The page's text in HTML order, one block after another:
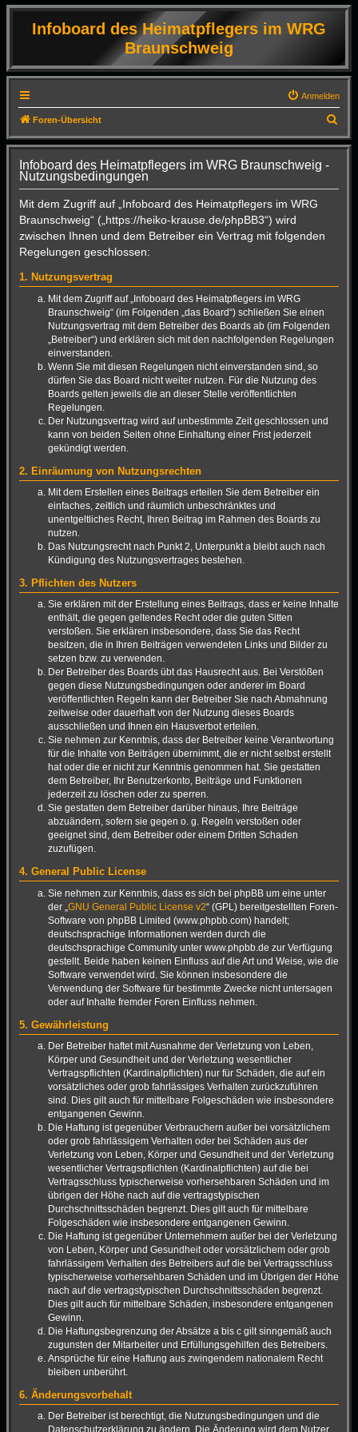
Infoboard des Heimatpflegers im WRG
Braunschweig
Anmelden
Foren-Übersicht
u
Infoboard des Heimatpflegers im WRG Braunschweig -
Nutzungsbedingungen
Mit dem Zugriff auf „Infoboard des Heimatpflegers im WRG
Braunschweig“ („https://heiko-krause.de/phpBB3“) wird
zwischen Ihnen und dem Betreiber ein Vertrag mit folgenden
Regelungen geschlossen:
1. Nutzungsvertrag
Mit dem Zugriff auf „Infoboard des Heimatpflegers im WRG
Braunschweig“ (im Folgenden „das Board“) schließen Sie einen
Nutzungsvertrag mit dem Betreiber des Boards ab (im Folgenden
„Betreiber“) und erklären sich mit den nachfolgenden Regelungen
einverstanden.
Wenn Sie mit diesen Regelungen nicht einverstanden sind, so
dürfen Sie das Board nicht weiter nutzen. Für die Nutzung des
Boards gelten jeweils die an dieser Stelle veröffentlichten
Regelungen.
Der Nutzungsvertrag wird auf unbestimmte Zeit geschlossen und
kann von beiden Seiten ohne Einhaltung einer Frist jederzeit
gekündigt werden.
2. Einräumung von Nutzungsrechten
Mit dem Erstellen eines Beitrags erteilen Sie dem Betreiber ein
einfaches, zeitlich und räumlich unbeschränktes und
unentgeltliches Recht, Ihren Beitrag im Rahmen des Boards zu
nutzen.
Das Nutzungsrecht nach Punkt 2, Unterpunkt a bleibt auch nach
Kündigung des Nutzungsvertrages bestehen.
3. Pflichten des Nutzers
Sie erklären mit der Erstellung eines Beitrags, dass er keine Inhalte
enthält, die gegen geltendes Recht oder die guten Sitten
verstoßen. Sie erklären insbesondere, dass Sie das Recht
besitzen, die in Ihren Beiträgen verwendeten Links und Bilder zu
setzen bzw. zu verwenden.
Der Betreiber des Boards übt das Hausrecht aus. Bei Verstößen
gegen diese Nutzungsbedingungen oder anderer im Board
veröffentlichten Regeln kann der Betreiber Sie nach Abmahnung
zeitweise oder dauerhaft von der Nutzung dieses Boards
ausschließen und Ihnen ein Hausverbot erteilen.
Sie nehmen zur Kenntnis, dass der Betreiber keine Verantwortung
für die Inhalte von Beiträgen übernimmt, die er nicht selbst erstellt
hat oder die er nicht zur Kenntnis genommen hat. Sie gestatten
dem Betreiber, Ihr Benutzerkonto, Beiträge und Funktionen
jederzeit zu löschen oder zu sperren.
Sie gestatten dem Betreiber darüber hinaus, Ihre Beiträge
abzuändern, sofern sie gegen o. g. Regeln verstoßen oder
geeignet sind, dem Betreiber oder einem Dritten Schaden
zuzufügen.
4. General Public License
Sie nehmen zur Kenntnis, dass es sich bei phpBB um eine unter
der „ GNU General Public License v2“ (GPL) bereitgestellten Foren-
Software von phpBB Limited (www.phpbb.com) handelt;
deutschsprachige Informationen werden durch die
deutschsprachige Community unter www.phpbb.de zur Verfügung
gestellt. Beide haben keinen Einfluss auf die Art und Weise, wie die
Software verwendet wird. Sie können insbesondere die
Verwendung der Software für bestimmte Zwecke nicht untersagen
oder auf Inhalte fremder Foren Einfluss nehmen.
5. Gewährleistung
Der Betreiber haftet mit Ausnahme der Verletzung von Leben,
Körper und Gesundheit und der Verletzung wesentlicher
Vertragspflichten (Kardinalpflichten) nur für Schäden, die auf ein
vorsätzliches oder grob fahrlässiges Verhalten zurückzuführen
sind. Dies gilt auch für mittelbare Folgeschäden wie insbesondere
entgangenen Gewinn.
Die Haftung ist gegenüber Verbrauchern außer bei vorsätzlichem
oder grob fahrlässigem Verhalten oder bei Schäden aus der
Verletzung von Leben, Körper und Gesundheit und der Verletzung
wesentlicher Vertragspflichten (Kardinalpflichten) auf die bei
Vertragsschluss typischerweise vorhersehbaren Schäden und im
übrigen der Höhe nach auf die vertragstypischen
Durchschnittsschäden begrenzt. Dies gilt auch für mittelbare
Folgeschäden wie insbesondere entgangenen Gewinn.
Die Haftung ist gegenüber Unternehmern außer bei der Verletzung
von Leben, Körper und Gesundheit oder vorsätzlichem oder grob
fahrlässigem Verhalten des Betreibers auf die bei Vertragsschluss
typischerweise vorhersehbaren Schäden und im Übrigen der Höhe
nach auf die vertragstypischen Durchschnittsschäden begrenzt.
Dies gilt auch für mittelbare Schäden, insbesondere entgangenen
Gewinn.
Die Haftungsbegrenzung der Absätze a bis c gilt sinngemäß auch
zugunsten der Mitarbeiter und Erfüllungsgehilfen des Betreibers.
Ansprüche für eine Haftung aus zwingendem nationalem Recht
bleiben unberührt.
6. Änderungsvorbehalt
Der Betreiber ist berechtigt, die Nutzungsbedingungen und die
Datenschutzerklärung zu ändern. Die Änderung wird dem Nutzer